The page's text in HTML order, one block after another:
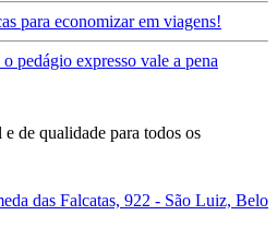
para economizar em viagens!
pedágio expresso vale a pena
de qualidade para todos os
das Falcatas, 922 - São Luiz, Belo